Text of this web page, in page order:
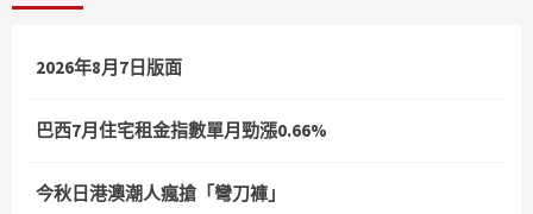
2026年8月7日版面
巴西7月住宅租金指數單月勁漲0.66%
今秋日港澳潮人瘋搶「彎刀褲」